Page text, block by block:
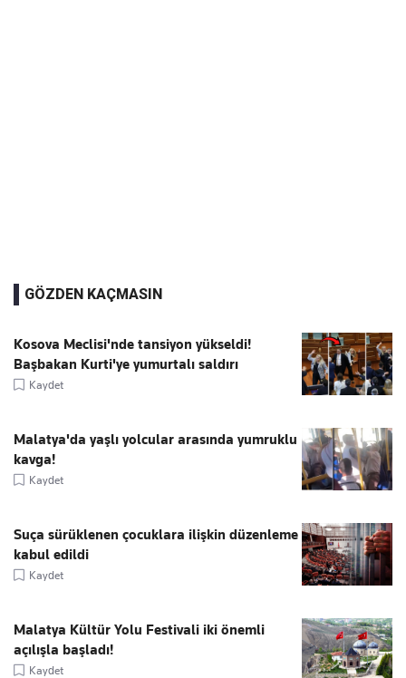
GÖZDEN KAÇMASIN
Kosova Meclisi'nde tansiyon yükseldi!
Başbakan Kurti'ye yumurtalı saldırı
Kaydet
Malatya'da yaşlı yolcular arasında yumruklu
kavga!
Kaydet
Suça sürüklenen çocuklara ilişkin düzenleme
kabul edildi
Kaydet
Malatya Kültür Yolu Festivali iki önemli
açılışla başladı!
Kaydet